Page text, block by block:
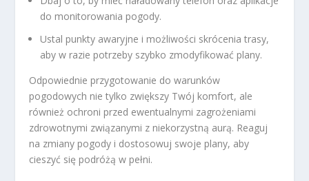
do monitorowania pogody.
Ustal punkty awaryjne i możliwości skrócenia trasy,
aby w razie potrzeby szybko zmodyfikować plany.
Odpowiednie przygotowanie do warunków
pogodowych nie tylko zwiększy Twój komfort, ale
również ochroni przed ewentualnymi zagrożeniami
zdrowotnymi związanymi z niekorzystną aurą. Reaguj
na zmiany pogody i dostosowuj swoje plany, aby
cieszyć się podróżą w pełni.